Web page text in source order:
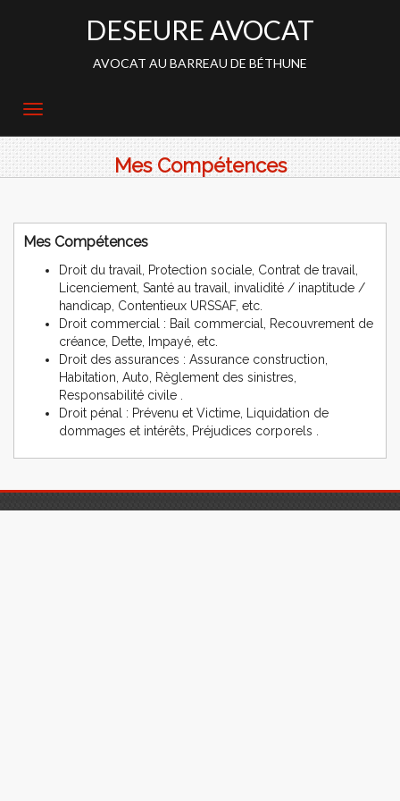
DESEURE AVOCAT
AVOCAT AU BARREAU DE BÉTHUNE
Mes Compétences
Mes Compétences
Droit du travail, Protection sociale, Contrat de travail,
Licenciement, Santé au travail, invalidité / inaptitude /
handicap, Contentieux URSSAF, etc.
Droit commercial : Bail commercial, Recouvrement de
créance, Dette, Impayé, etc.
Droit des assurances : Assurance construction,
Habitation, Auto, Règlement des sinistres,
Responsabilité civile .
Droit pénal : Prévenu et Victime, Liquidation de
dommages et intérêts, Préjudices corporels .